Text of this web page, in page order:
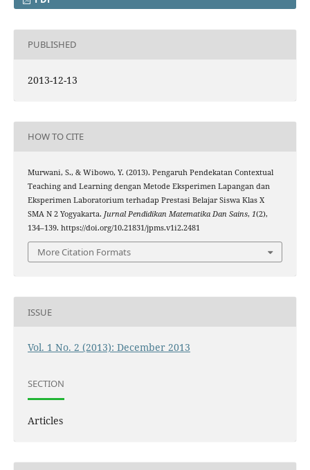
PUBLISHED
2013-12-13
HOW TO CITE
Murwani, S., & Wibowo, Y. (2013). Pengaruh Pendekatan Contextual
Teaching and Learning dengan Metode Eksperimen Lapangan dan
Eksperimen Laboratorium terhadap Prestasi Belajar Siswa Klas X
SMA N 2 Yogyakarta. Jurnal Pendidikan Matematika Dan Sains, 1(2),
134–139. https://doi.org/10.21831/jpms.v1i2.2481
More Citation Formats
ISSUE
Vol. 1 No. 2 (2013): December 2013
SECTION
Articles